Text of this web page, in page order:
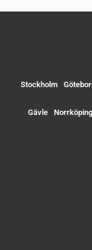
Stockholm
Gävle Norrköping